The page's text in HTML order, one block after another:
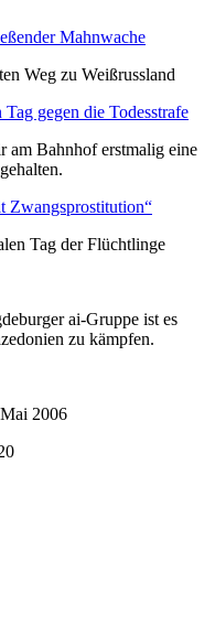
Mahnwache
Weg zu Weißrussland
gegen die Todesstrafe
am Bahnhof erstmalig eine
Zwangsprostitution“
Tag der Flüchtlinge
ai-Gruppe ist es
zu kämpfen.
2006